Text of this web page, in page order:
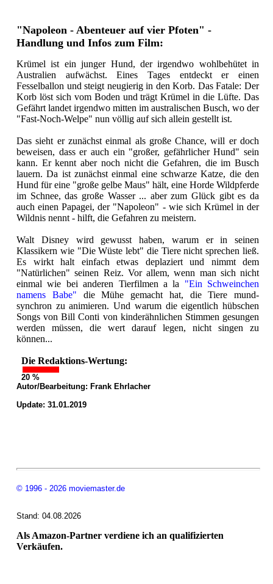
"Napoleon - Abenteuer auf vier Pfoten" -
Handlung und Infos zum Film:
Krümel ist ein junger Hund, der irgendwo wohlbehütet in
Australien aufwächst. Eines Tages entdeckt er einen
Fesselballon und steigt neugierig in den Korb. Das Fatale: Der
Korb löst sich vom Boden und trägt Krümel in die Lüfte. Das
Gefährt landet irgendwo mitten im australischen Busch, wo der
"Fast-Noch-Welpe" nun völlig auf sich allein gestellt ist.
Das sieht er zunächst einmal als große Chance, will er doch
beweisen, dass er auch ein "großer, gefährlicher Hund" sein
kann. Er kennt aber noch nicht die Gefahren, die im Busch
lauern. Da ist zunächst einmal eine schwarze Katze, die den
Hund für eine "große gelbe Maus" hält, eine Horde Wildpferde
im Schnee, das große Wasser ... aber zum Glück gibt es da
auch einen Papagei, der "Napoleon" - wie sich Krümel in der
Wildnis nennt - hilft, die Gefahren zu meistern.
Walt Disney wird gewusst haben, warum er in seinen
Klassikern wie "Die Wüste lebt" die Tiere nicht sprechen ließ.
Es wirkt halt einfach etwas deplaziert und nimmt dem
"Natürlichen" seinen Reiz. Vor allem, wenn man sich nicht
einmal wie bei anderen Tierfilmen a la "Ein Schweinchen
namens Babe" die Mühe gemacht hat, die Tiere mund-
synchron zu animieren. Und warum die eigentlich hübschen
Songs von Bill Conti von kinderähnlichen Stimmen gesungen
werden müssen, die wert darauf legen, nicht singen zu
können...
Die Redaktions-Wertung:
20 %
Autor/Bearbeitung: Frank Ehrlacher
Update: 31.01.2019
© 1996 - 2026 moviemaster.de
Stand: 04.08.2026
Als Amazon-Partner verdiene ich an qualifizierten
Verkäufen.